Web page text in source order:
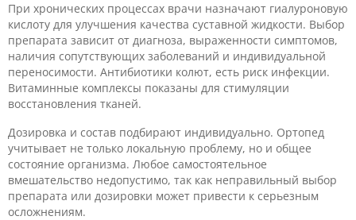
При хронических процессах врачи назначают гиалуроновую
кислоту для улучшения качества суставной жидкости. Выбор
препарата зависит от диагноза, выраженности симптомов,
наличия сопутствующих заболеваний и индивидуальной
переносимости. Антибиотики колют, есть риск инфекции.
Витаминные комплексы показаны для стимуляции
восстановления тканей.
Дозировка и состав подбирают индивидуально. Ортопед
учитывает не только локальную проблему, но и общее
состояние организма. Любое самостоятельное
вмешательство недопустимо, так как неправильный выбор
препарата или дозировки может привести к серьезным
осложнениям.